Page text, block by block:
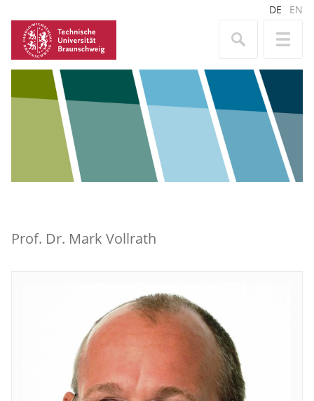
DE EN
Prof. Dr. Mark Vollrath